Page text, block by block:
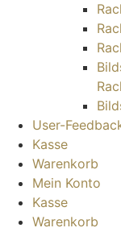
User-
Kasse
Warenkorb
Mein Konto
Kasse
Warenkorb